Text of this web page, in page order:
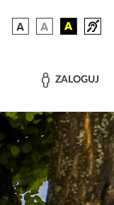
ZALOGUJ